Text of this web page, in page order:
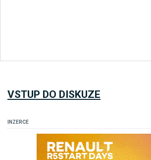
VSTUP DO DISKUZE
INZERCE